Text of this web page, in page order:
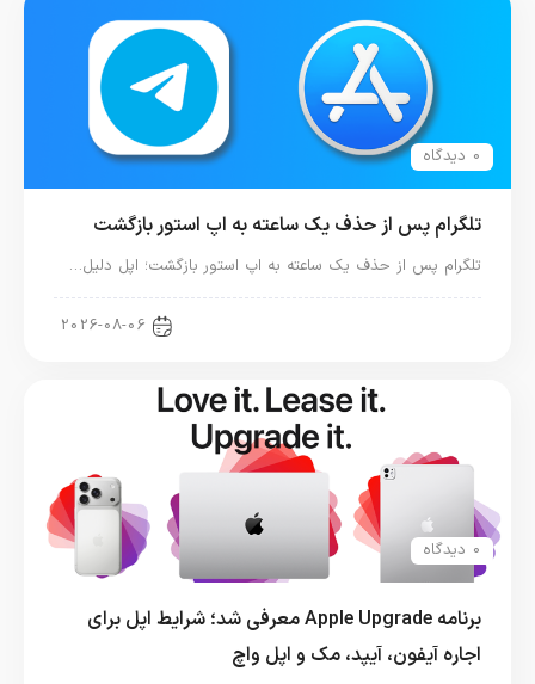
0 دیدگاه
تلگرام پس از حذف یک ساعته به اپ استور بازگشت
تلگرام پس از حذف یک ساعته به اپ استور بازگشت؛ اپل دلیل…
2026-08-06
0 دیدگاه
برنامه Apple Upgrade معرفی شد؛ شرایط اپل برای
اجاره آیفون، آیپد، مک و اپل واچ